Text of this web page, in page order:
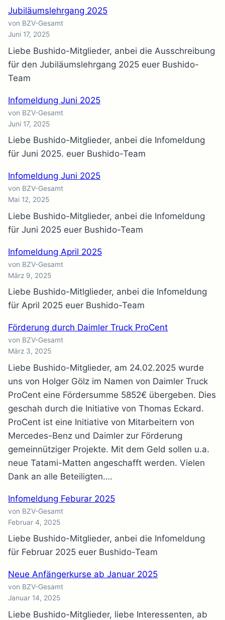
Jubiläumslehrgang 2025
von BZV-Gesamt
Juni 17, 2025
Liebe Bushido-Mitglieder, anbei die Ausschreibung
für den Jubiläumslehrgang 2025 euer Bushido-
Team
Infomeldung Juni 2025
von BZV-Gesamt
Juni 17, 2025
Liebe Bushido-Mitglieder, anbei die Infomeldung
für Juni 2025. euer Bushido-Team
Infomeldung Juni 2025
von BZV-Gesamt
Mai 12, 2025
Liebe Bushido-Mitglieder, anbei die Infomeldung
für Juni 2025 euer Bushido-Team
Infomeldung April 2025
von BZV-Gesamt
März 9, 2025
Liebe Bushido-Mitlglieder, anbei die Infomeldung
für April 2025 euer Bushido-Team
Förderung durch Daimler Truck ProCent
von BZV-Gesamt
März 3, 2025
Liebe Bushido-Mitglieder, am 24.02.2025 wurde
uns von Holger Gölz im Namen von Daimler Truck
ProCent eine Fördersumme 5852€ übergeben. Dies
geschah durch die Initiative von Thomas Eckard.
ProCent ist eine Initiative von Mitarbeitern von
Mercedes-Benz und Daimler zur Förderung
gemeinnütziger Projekte. Mit dem Geld sollen u.a.
neue Tatami-Matten angeschafft werden. Vielen
Dank an alle Beteiligten….
Infomeldung Feburar 2025
von BZV-Gesamt
Februar 4, 2025
Liebe Bushido-Mitglieder, anbei die Infomeldung
für Februar 2025 euer Bushido-Team
Neue Anfängerkurse ab Januar 2025
von BZV-Gesamt
Januar 14, 2025
Liebe Bushido-Mitglieder, liebe Interessenten, ab